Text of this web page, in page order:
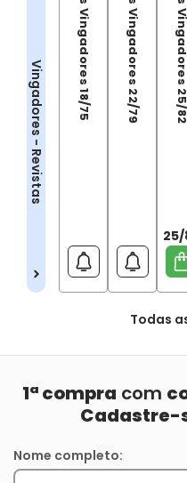
Vingadores - Revistas
Os Vingadores 18/75 Os Vingadores 22/79 Os Vingadores 25/82
25/
Todas